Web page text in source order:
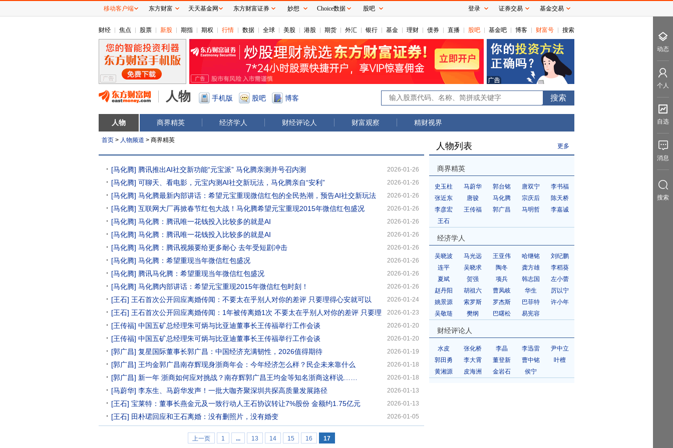
财经 焦点 股票 新股 期指 期权 行情 数据 全球 美股 港股 期货 外汇 银行 基金 理财 债券 直播 股吧 基金吧 博客 财富号 搜索
人物 手机版 股吧 博客
人物 商界精英 经济学人 财经评论人 财富观察 精财视界
首页 > 人物频道 > 商界精英
2026-01-26
[马化腾] 腾讯推出AI社交新功能“元宝派” 马化腾亲测并号召内测
2026-01-26
[马化腾] 可聊天、看电影，元宝内测AI社交新玩法，马化腾亲自“安利”
2026-01-26
[马化腾] 马化腾最新内部讲话：希望元宝重现微信红包的全民热潮，预告AI社交新玩法
2026-01-26
[马化腾] 互联网大厂再掀春节红包大战！马化腾希望元宝重现2015年微信红包盛况
2026-01-26
[马化腾] 马化腾：腾讯唯一花钱投入比较多的就是AI
2026-01-26
[马化腾] 马化腾：腾讯唯一花钱投入比较多的就是AI
2026-01-26
[马化腾] 马化腾：腾讯视频要给更多耐心 去年受短剧冲击
2026-01-26
[马化腾] 马化腾：希望重现当年微信红包盛况
2026-01-26
[马化腾] 腾讯马化腾：希望重现当年微信红包盛况
2026-01-26
[马化腾] 马化腾内部讲话：希望元宝重现2015年微信红包时刻！
2026-01-24
[王石] 王石首次公开回应离婚传闻：不要太在乎别人对你的差评 只要理得心安就可以
2026-01-23
[王石] 王石首次公开回应离婚传闻：1年被传离婚1次 不要太在乎别人对你的差评 只要理
得心安就可以
2026-01-20
[王传福] 中国五矿总经理朱可炳与比亚迪董事长王传福举行工作会谈
2026-01-20
[王传福] 中国五矿总经理朱可炳与比亚迪董事长王传福举行工作会谈
2026-01-19
[郭广昌] 复星国际董事长郭广昌：中国经济充满韧性，2026值得期待
2026-01-18
[郭广昌] 王均金郭广昌南存辉现身浙商年会：今年经济怎么样？民企未来靠什么
2026-01-18
[郭广昌] 新一年 浙商如何应对挑战？南存辉郭广昌王均金等知名浙商这样说……
2026-01-13
[马蔚华] 李东生、马蔚华发声！一批大咖齐聚深圳共探高质量发展路径
2026-01-13
[王石] 宝莱特：董事长燕金元及一致行动人王石协议转让7%股份 金额约1.75亿元
2026-01-05
[王石] 田朴珺回应和王石离婚：没有删照片，没有婚变
上一页 1 ... 13 14 15 16 17
人物列表 更多
商界精英
史玉柱 马蔚华 郭台铭 唐双宁
李书福
张近东
唐骏 马化腾 宗庆后
陈天桥
李彦宏
王传福 郭广昌 马明哲
李嘉诚
王石
经济学人
吴晓波 马光远 王亚伟 哈继铭
刘纪鹏
连平
吴晓求 陶冬 龚方雄
李稻葵
夏斌
贺强 项兵 韩志国
左小蕾
赵丹阳
胡祖六 曹凤岐 华生
厉以宁
姚景源
索罗斯 罗杰斯 巴菲特
许小年
吴敬琏
樊纲 巴曙松 易宪容
财经评论人
水皮 张化桥 李晶 李迅雷
尹中立
郭田勇
李大霄 董登新 曹中铭
叶檀
黄湘源
皮海洲 金岩石 侯宁
移动客户端 东方财富 天天基金网 东方财富证券 妙想 Choice数据 股吧 登录 证券交易 基金交易
动态
个人
自选
消息
搜索